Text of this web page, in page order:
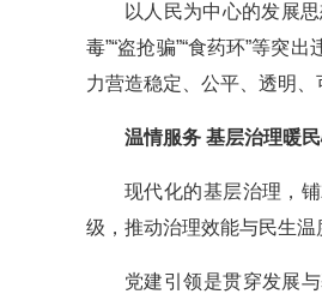
以人民为中心的发展
毒”“盗抢骗”“食药环”等突
力营造稳定、公平、透明
温情服务 基层治理暖
现代化的基层治理，
级，推动治理效能与民生温
党建引领是贯穿发展